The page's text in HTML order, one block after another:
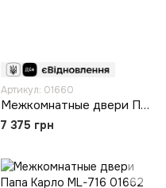
Артикул: 01660
Межкомнатные двери Папа Карло ML-714
7 375 грн